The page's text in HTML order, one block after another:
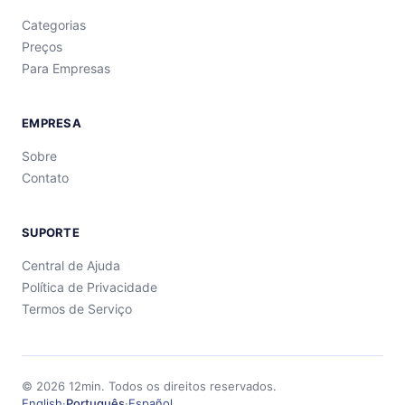
Categorias
Preços
Para Empresas
EMPRESA
Sobre
Contato
SUPORTE
Central de Ajuda
Política de Privacidade
Termos de Serviço
© 2026 12min. Todos os direitos reservados.